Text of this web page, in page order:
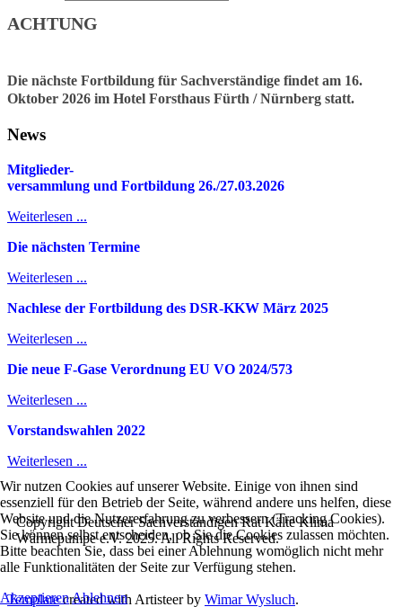
ACHTUNG
Die nächste Fortbildung für Sachverständige findet am 16.
Oktober 2026 im Hotel Forsthaus Fürth / Nürnberg statt.
News
Mitglieder-
versammlung und Fortbildung 26./27.03.2026
Weiterlesen ...
Die nächsten Termine
Weiterlesen ...
Nachlese der Fortbildung des DSR-KKW März 2025
Weiterlesen ...
Die neue F-Gase Verordnung EU VO 2024/573
Weiterlesen ...
Vorstandswahlen 2022
Weiterlesen ...
Copyright Deutscher Sachverständigen Rat Kälte Klima
Wärmepumpe e.V. 2025. All Rights Reserved.
Templatecreated with Artisteer by Wimar Wysluch.
Wir nutzen Cookies auf unserer Website. Einige von ihnen sind
essenziell für den Betrieb der Seite, während andere uns helfen, diese
Website und die Nutzererfahrung zu verbessern (Tracking Cookies).
Sie können selbst entscheiden, ob Sie die Cookies zulassen möchten.
Bitte beachten Sie, dass bei einer Ablehnung womöglich nicht mehr
alle Funktionalitäten der Seite zur Verfügung stehen.
AkzeptierenAblehnen